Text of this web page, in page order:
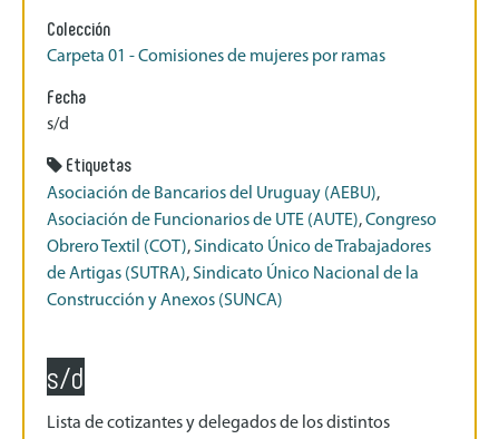
Colección
Carpeta 01 - Comisiones de mujeres por ramas
Fecha
s/d
Etiquetas
Asociación de Bancarios del Uruguay (AEBU),
Asociación de Funcionarios de UTE (AUTE),Congreso
Obrero Textil (COT),Sindicato Único de Trabajadores
de Artigas (SUTRA),Sindicato Único Nacional de la
Construcción y Anexos (SUNCA)
s/d
Lista de cotizantes y delegados de los distintos